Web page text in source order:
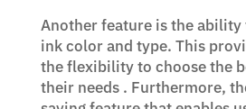
Another feature is the ability
ink color and type. This
the flexibility to choose the
their needs . Furthermore,